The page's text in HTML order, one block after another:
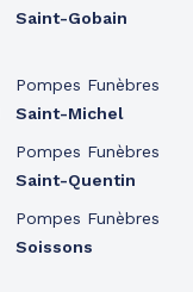
Saint-Gobain
Pompes Funèbres
Saint-Michel
Pompes Funèbres
Saint-Quentin
Pompes Funèbres
Soissons